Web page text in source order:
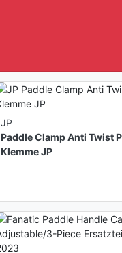
JP
Paddle Clamp Anti Twist
Klemme JP